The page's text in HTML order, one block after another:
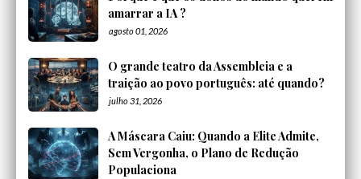
amarrar a IA ?
agosto 01, 2026
O grande teatro da Assembleia e a
traição ao povo português: até quando?
julho 31, 2026
A Máscara Caiu: Quando a Elite Admite,
Sem Vergonha, o Plano de Redução
Populaciona